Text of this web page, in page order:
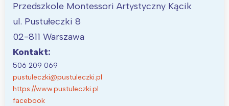
Przedszkole Montessori Artystyczny Kącik
ul. Pustułeczki 8
02-811 Warszawa
Kontakt:
506 209 069
pustuleczki@pustuleczki.pl
https://www.pustuleczki.pl
facebook